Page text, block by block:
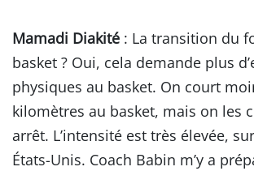
Mamadi Diakité : La transition du
basket ? Oui, cela demande plus
physiques au basket. On court
kilomètres au basket, mais on les
arrêt. L’intensité est très élevée,
États-Unis. Coach Babin m’y a